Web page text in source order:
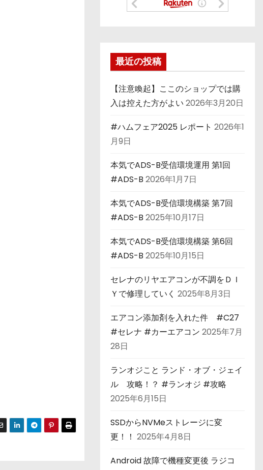
最近の投稿
【注意喚起】ここのショップでは購
入は控えた方がよい 2026年3月20日
#ハムフェア2025 レポート 2026年1
月9日
本気でADS-B受信環境運用 第1回
#ADS-B 2026年1月7日
本気でADS-B受信環境構築 第7回
#ADS-B 2025年10月17日
本気でADS-B受信環境構築 第6回
#ADS-B 2025年10月15日
セレナのリヤエアコンが不調をＤＩ
Ｙで修理していく 2025年8月3日
エアコン添加剤を入れた件 #C27
#セレナ #カーエアコン 2025年7月
28日
ランオジこと ランド・オブ・ジェイ
ル 攻略！？ #ランオジ #攻略
2025年6月15日
SSDからNVMeストレージに変
更！！ 2025年4月8日
Android 故障で機種変更後 ラジコ